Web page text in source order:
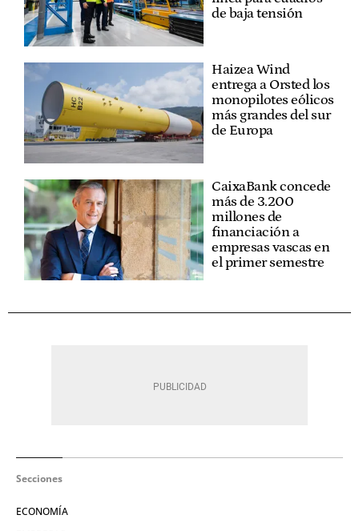
de baja tensión
Haizea Wind
entrega a Orsted los
monopilotes eólicos
más grandes del sur
de Europa
CaixaBank concede
más de 3.200
millones de
financiación a
empresas vascas en
el primer semestre
Secciones
ECONOMÍA